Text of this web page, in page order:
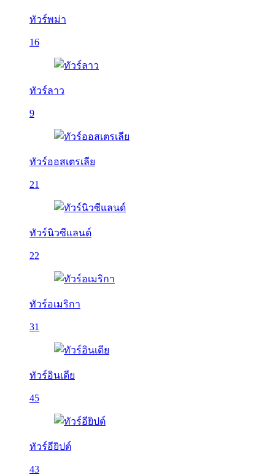
ทัวร์พม่า
16
ทัวร์ลาว
9
ทัวร์ออสเตรเลีย
21
ทัวร์นิวซีแลนด์
22
ทัวร์อเมริกา
31
ทัวร์อินเดีย
45
ทัวร์อียิปต์
43